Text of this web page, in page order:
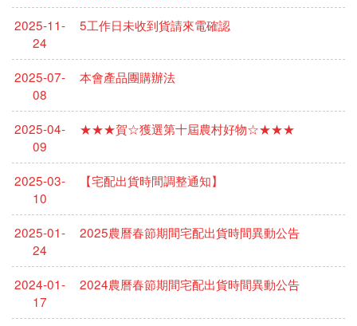
2025-11-
24
5工作日未收到貨請來電確認
2025-07-
08
本會產品團購辦法
2025-04-
09
★★★賀☆獲選第十屆農村好物☆★★★
2025-03-
10
【宅配出貨時間調整通知】
2025-01-
24
2025農曆春節期間宅配出貨時間異動公告
2024-01-
17
2024農曆春節期間宅配出貨時間異動公告